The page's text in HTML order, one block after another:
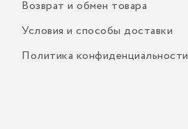
Возврат и обмен товара
Условия и способы доставки
Политика конфиденциальности